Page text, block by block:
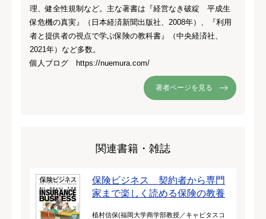
理、健全性規制など。主な著書は『経営なき破綻 平成生
保危機の真実』（日本経済新聞出版社、2008年）、『利用
者と提供者の視点で学ぶ保険の教科書』（中央経済社、
2021年）など多数。
個人ブログ https://nuemura.com/
著者ページを見る
関連書籍・雑誌
保険ビジネス 契約者から専門
家まで楽しく読める保険の教養
植村信保(福岡大学商学部教授／キャピタスコ